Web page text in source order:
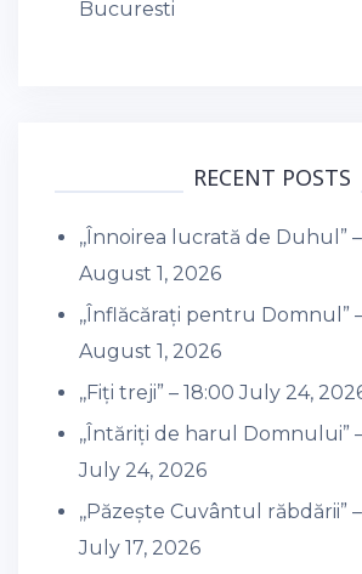
Bucuresti
RECENT POSTS
,,Înnoirea lucrată de Duhul”
August 1, 2026
,,Înflăcărați pentru Domnul”
August 1, 2026
,,Fiți treji” – 18:00 July 24,
,,Întăriți de harul Domnului”
July 24, 2026
,,Păzește Cuvântul răbdării”
July 17, 2026